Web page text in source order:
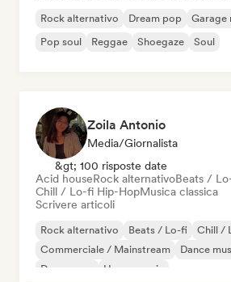
Rock alternativo Dream pop Garage
Pop soul
Reggae Shoegaze Soul
Zoila Antonio
Media/Giornalista
&gt; 100 risposte date
Acid houseRock alternativoBeats /
Chill / Lo-fi Hip-HopMusica classica
Scrivere articoli
Rock alternativo Beats / Lo-fi
Chill /
Commerciale / Mainstream
Dance
Dream pop
House music